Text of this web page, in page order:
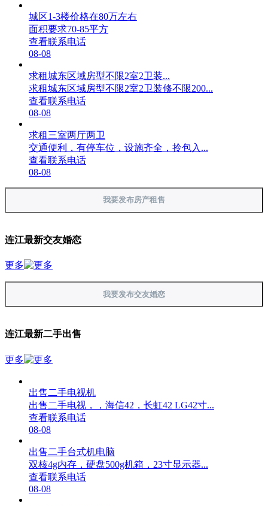
城区1-3楼价格在80万左右
面积要求70-85平方
查看联系电话
08-08
求租城东区域房型不限2室2卫装...
求租城东区域房型不限2室2卫装修不限200...
查看联系电话
08-08
求租三室两厅两卫
交通便利，有停车位，设施齐全，拎包入...
查看联系电话
08-08
我要发布房产租售
连江最新交友婚恋
更多
我要发布交友婚恋
连江最新二手出售
更多
出售二手电视机
出售二手电视，，海信42，长虹42 LG42寸...
查看联系电话
08-08
出售二手台式机电脑
双核4g内存，硬盘500g机箱，23寸显示器...
查看联系电话
08-08